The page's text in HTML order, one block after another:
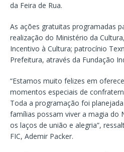
da Feira de Rua.
As ações gratuitas programadas
realização do Ministério da
Incentivo à Cultura; patrocínio
Prefeitura, através da Fundação
“Estamos muito felizes em
momentos especiais de
Toda a programação foi
famílias possam viver a magia do
os laços de união e alegria”,
FIC, Ademir Packer.